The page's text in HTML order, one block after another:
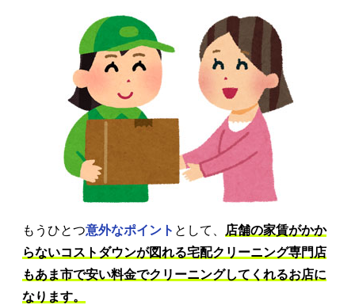
もうひとつ意外なポイント として、
店舗の家賃がかか
らないコストダウンが図れる宅配クリーニング専門店
もあま市で安い料金でクリーニングしてくれるお店に
なります。